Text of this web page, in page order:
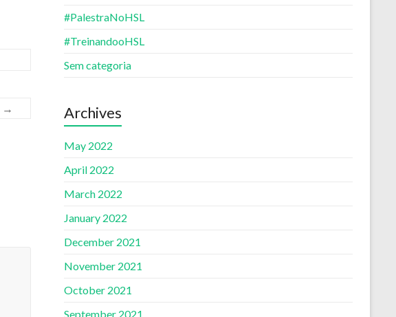
→
#PalestraNoHSL
#TreinandooHSL
Sem categoria
Archives
May 2022
April 2022
March 2022
January 2022
December 2021
November 2021
October 2021
September 2021